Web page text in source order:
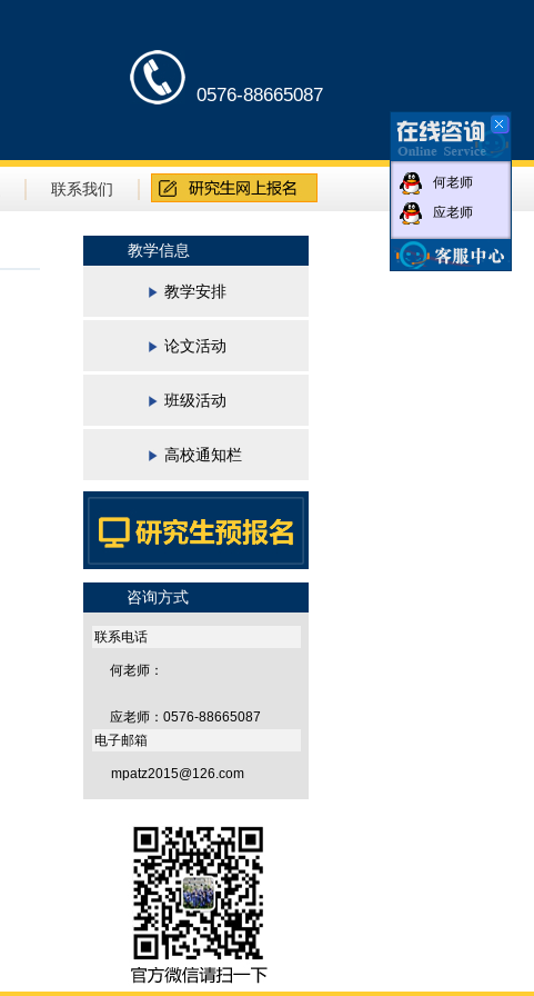
0576-88665087
联系我们
教学信息
教学安排
论文活动
班级活动
高校通知栏
咨询方式
联系电话
何老师：
应老师：0576-88665087
电子邮箱
mpatz2015@126.com
何老师
应老师